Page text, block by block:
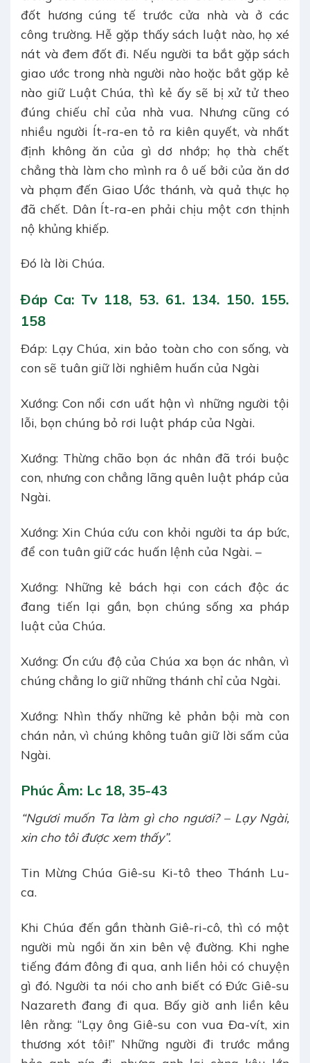
đốt hương cúng tế trước cửa nhà và ở các
công trường. Hễ gặp thấy sách luật nào, họ xé
nát và đem đốt đi. Nếu người ta bắt gặp sách
giao ước trong nhà người nào hoặc bắt gặp kẻ
nào giữ Luật Chúa, thì kẻ ấy sẽ bị xử tử theo
đúng chiếu chỉ của nhà vua. Nhưng cũng có
nhiều người Ít-ra-en tỏ ra kiên quyết, và nhất
định không ăn của gì dơ nhớp; họ thà chết
chẳng thà làm cho mình ra ô uế bởi của ăn dơ
và phạm đến Giao Ước thánh, và quả thực họ
đã chết. Dân Ít-ra-en phải chịu một cơn thịnh
nộ khủng khiếp.
Ðó là lời Chúa.
Ðáp Ca: Tv 118, 53. 61. 134. 150. 155.
158
Ðáp: Lạy Chúa, xin bảo toàn cho con sống, và
con sẽ tuân giữ lời nghiêm huấn của Ngài
Xướng: Con nổi cơn uất hận vì những người tội
lỗi, bọn chúng bỏ rơi luật pháp của Ngài.
Xướng: Thừng chão bọn ác nhân đã trói buộc
con, nhưng con chẳng lãng quên luật pháp của
Ngài.
Xướng: Xin Chúa cứu con khỏi người ta áp bức,
để con tuân giữ các huấn lệnh của Ngài. –
Xướng: Những kẻ bách hại con cách độc ác
đang tiến lại gần, bọn chúng sống xa pháp
luật của Chúa.
Xướng: Ơn cứu độ của Chúa xa bọn ác nhân, vì
chúng chẳng lo giữ những thánh chỉ của Ngài.
Xướng: Nhìn thấy những kẻ phản bội mà con
chán nản, vì chúng không tuân giữ lời sấm của
Ngài.
Phúc Âm: Lc 18, 35-43
“Ngươi muốn Ta làm gì cho ngươi? – Lạy Ngài,
xin cho tôi được xem thấy”.
Tin Mừng Chúa Giê-su Ki-tô theo Thánh Lu-
ca.
Khi Chúa đến gần thành Giê-ri-cô, thì có một
người mù ngồi ăn xin bên vệ đường. Khi nghe
tiếng đám đông đi qua, anh liền hỏi có chuyện
gì đó. Người ta nói cho anh biết có Ðức Giê-su
Nazareth đang đi qua. Bấy giờ anh liền kêu
lên rằng: “Lạy ông Giê-su con vua Ða-vít, xin
thương xót tôi!” Những người đi trước mắng